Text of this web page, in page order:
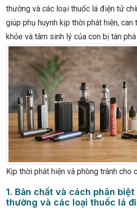
thường và các loại thuốc lá điện tử
giúp phụ huynh kịp thời phát hiện,
khỏe và tâm sinh lý của con bị tàn phá
Kịp thời phát hiện và phòng tránh cho
1. Bản chất và cách phân
thường và các loại thuốc lá